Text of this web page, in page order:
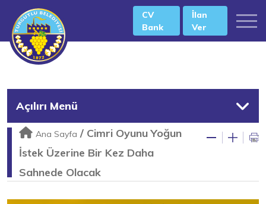
CV
Bank
İlan
Ver
Açılırı Menü
Ana Sayfa / Cimri Oyunu Yoğun
İstek Üzerine Bir Kez Daha
Sahnede Olacak